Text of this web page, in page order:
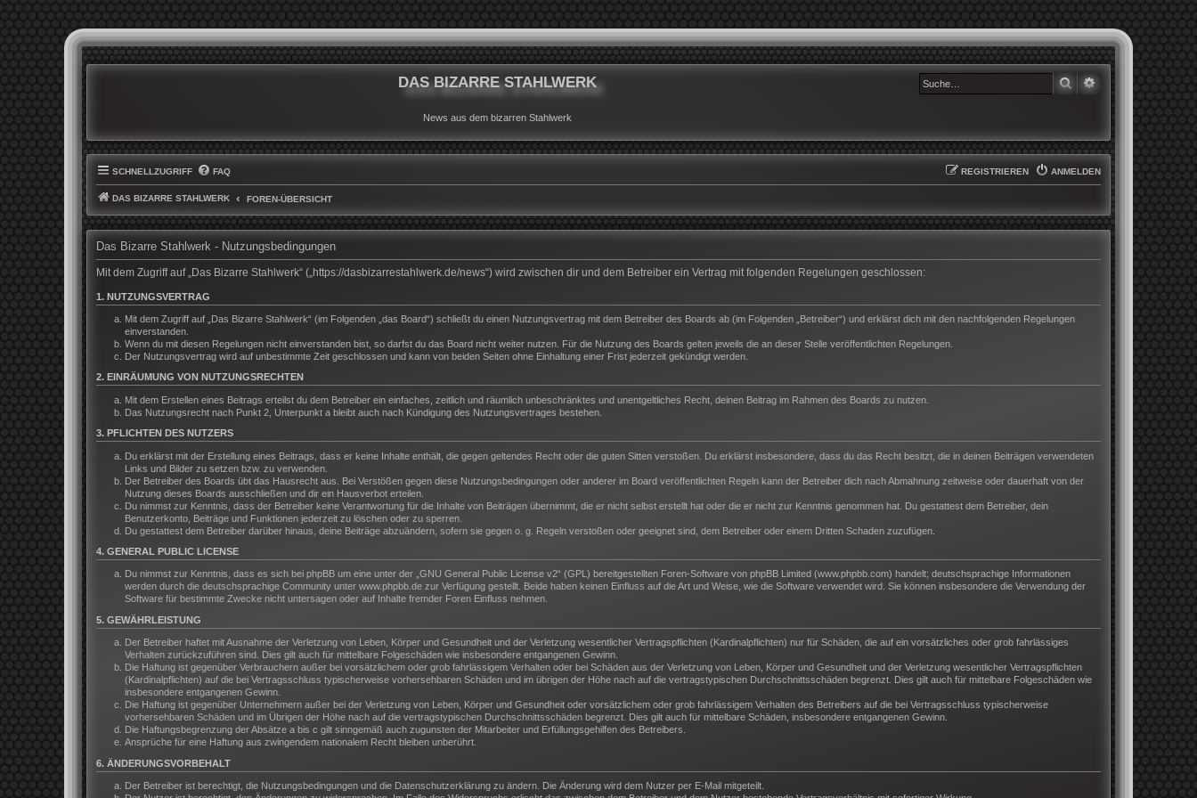
DAS BIZARRE STAHLWERK
News aus dem bizarren Stahlwerk
SUCHE
SCHNELLZUGRIFF FAQ ANMELDEN
REGISTRIEREN
DAS BIZARRE STAHLWERK FOREN-ÜBERSICHT
Das Bizarre Stahlwerk - Nutzungsbedingungen
Mit dem Zugriff auf „Das Bizarre Stahlwerk“ („https://dasbizarrestahlwerk.de/news“) wird zwischen dir und dem Betreiber ein Vertrag mit folgenden Regelungen geschlossen:
1. NUTZUNGSVERTRAG
Mit dem Zugriff auf „Das Bizarre Stahlwerk“ (im Folgenden „das Board“) schließt du einen Nutzungsvertrag mit dem Betreiber des Boards ab (im Folgenden „Betreiber“) und erklärst dich mit den nachfolgenden Regelungen
einverstanden.
Wenn du mit diesen Regelungen nicht einverstanden bist, so darfst du das Board nicht weiter nutzen. Für die Nutzung des Boards gelten jeweils die an dieser Stelle veröffentlichten Regelungen.
Der Nutzungsvertrag wird auf unbestimmte Zeit geschlossen und kann von beiden Seiten ohne Einhaltung einer Frist jederzeit gekündigt werden.
2. EINRÄUMUNG VON NUTZUNGSRECHTEN
Mit dem Erstellen eines Beitrags erteilst du dem Betreiber ein einfaches, zeitlich und räumlich unbeschränktes und unentgeltliches Recht, deinen Beitrag im Rahmen des Boards zu nutzen.
Das Nutzungsrecht nach Punkt 2, Unterpunkt a bleibt auch nach Kündigung des Nutzungsvertrages bestehen.
3. PFLICHTEN DES NUTZERS
Du erklärst mit der Erstellung eines Beitrags, dass er keine Inhalte enthält, die gegen geltendes Recht oder die guten Sitten verstoßen. Du erklärst insbesondere, dass du das Recht besitzt, die in deinen Beiträgen verwendeten
Links und Bilder zu setzen bzw. zu verwenden.
Der Betreiber des Boards übt das Hausrecht aus. Bei Verstößen gegen diese Nutzungsbedingungen oder anderer im Board veröffentlichten Regeln kann der Betreiber dich nach Abmahnung zeitweise oder dauerhaft von der
Nutzung dieses Boards ausschließen und dir ein Hausverbot erteilen.
Du nimmst zur Kenntnis, dass der Betreiber keine Verantwortung für die Inhalte von Beiträgen übernimmt, die er nicht selbst erstellt hat oder die er nicht zur Kenntnis genommen hat. Du gestattest dem Betreiber, dein
Benutzerkonto, Beiträge und Funktionen jederzeit zu löschen oder zu sperren.
Du gestattest dem Betreiber darüber hinaus, deine Beiträge abzuändern, sofern sie gegen o. g. Regeln verstoßen oder geeignet sind, dem Betreiber oder einem Dritten Schaden zuzufügen.
4. GENERAL PUBLIC LICENSE
Du nimmst zur Kenntnis, dass es sich bei phpBB um eine unter der „GNU General Public License v2“ (GPL) bereitgestellten Foren-Software von phpBB Limited (www.phpbb.com) handelt; deutschsprachige Informationen
werden durch die deutschsprachige Community unter www.phpbb.de zur Verfügung gestellt. Beide haben keinen Einfluss auf die Art und Weise, wie die Software verwendet wird. Sie können insbesondere die Verwendung der
Software für bestimmte Zwecke nicht untersagen oder auf Inhalte fremder Foren Einfluss nehmen.
5. GEWÄHRLEISTUNG
Der Betreiber haftet mit Ausnahme der Verletzung von Leben, Körper und Gesundheit und der Verletzung wesentlicher Vertragspflichten (Kardinalpflichten) nur für Schäden, die auf ein vorsätzliches oder grob fahrlässiges
Verhalten zurückzuführen sind. Dies gilt auch für mittelbare Folgeschäden wie insbesondere entgangenen Gewinn.
Die Haftung ist gegenüber Verbrauchern außer bei vorsätzlichem oder grob fahrlässigem Verhalten oder bei Schäden aus der Verletzung von Leben, Körper und Gesundheit und der Verletzung wesentlicher Vertragspflichten
(Kardinalpflichten) auf die bei Vertragsschluss typischerweise vorhersehbaren Schäden und im übrigen der Höhe nach auf die vertragstypischen Durchschnittsschäden begrenzt. Dies gilt auch für mittelbare Folgeschäden wie
insbesondere entgangenen Gewinn.
Die Haftung ist gegenüber Unternehmern außer bei der Verletzung von Leben, Körper und Gesundheit oder vorsätzlichem oder grob fahrlässigem Verhalten des Betreibers auf die bei Vertragsschluss typischerweise
vorhersehbaren Schäden und im Übrigen der Höhe nach auf die vertragstypischen Durchschnittsschäden begrenzt. Dies gilt auch für mittelbare Schäden, insbesondere entgangenen Gewinn.
Die Haftungsbegrenzung der Absätze a bis c gilt sinngemäß auch zugunsten der Mitarbeiter und Erfüllungsgehilfen des Betreibers.
Ansprüche für eine Haftung aus zwingendem nationalem Recht bleiben unberührt.
6. ÄNDERUNGSVORBEHALT
Der Betreiber ist berechtigt, die Nutzungsbedingungen und die Datenschutzerklärung zu ändern. Die Änderung wird dem Nutzer per E-Mail mitgeteilt.